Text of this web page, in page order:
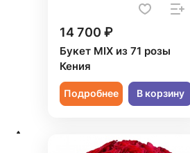
14 700 ₽
Букет MIX из 71 розы
Кения
Подробнее В корзину